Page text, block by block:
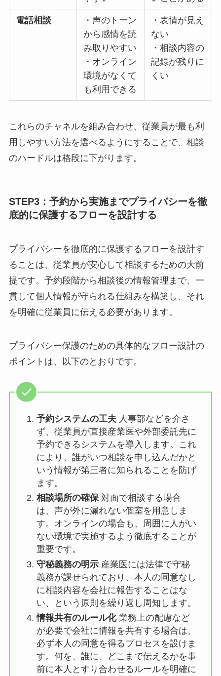
用しやすい
が伝わりに
くい場合が
ある
・気軽に相
談できる
・文章で記
録が残るた
り返りやす
い
・複雑な内
容の伝達に
・即時性の
難しいこと
がある
電話相談
・声のトー
やすい
・オンライ
くても利用
できる
の記録が残
りにくい
これらのチャネルを組み合わせ、従業員が最も利
用しやすい方法を選べるようにすることで、相談
徹底的に保護するフローを設計する
プライバシーを徹底的に保護するフローを設計す
ることは、従業員が安心して相談するための大前
提です。予約段階から相談後の情報管理まで、一
貫して個人情報が守られる仕組みを構築し、それ
を明確に従業員に伝える必要があります。
プライバシー保護のための具体的なフロー設計の
ポイントは、以下のとおりです。
予約システムの工夫人事部などを介さ
ず、従業員が直接産業医や外部委託先
に予約できるシステムを導入します。
これにより、誰がいつ相談を申し込ん
だかという情報が第三者に知られるこ
とを防げます。
相談場所の確保 対面で相談する場合